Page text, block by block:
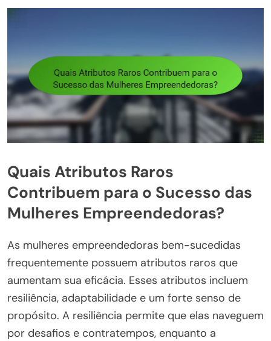
Quais Atributos Raros
Contribuem para o Sucesso das
Mulheres Empreendedoras?
As mulheres empreendedoras bem-sucedidas
frequentemente possuem atributos raros que
aumentam sua eficácia. Esses atributos incluem
resiliência, adaptabilidade e um forte senso de
propósito. A resiliência permite que elas naveguem
por desafios e contratempos, enquanto a